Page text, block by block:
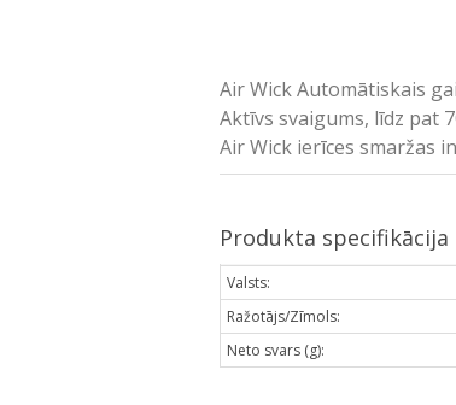
Air Wick Automātiskais
Aktīvs svaigums, līdz pat
Air Wick ierīces smaržas
Produkta specifikācija
Valsts:
Ražotājs/Zīmols:
Neto svars (g):